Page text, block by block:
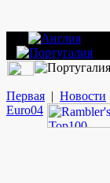
Первая | Новости
Euro04